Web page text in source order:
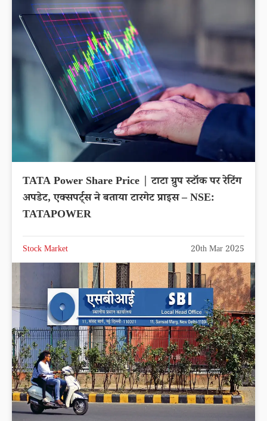
TATA Power Share Price | टाटा ग्रुप स्टॉक पर रेटिंग
अपडेट, एक्सपर्ट्स ने बताया टारगेट प्राइस – NSE:
TATAPOWER
Stock Market 20th Mar 2025